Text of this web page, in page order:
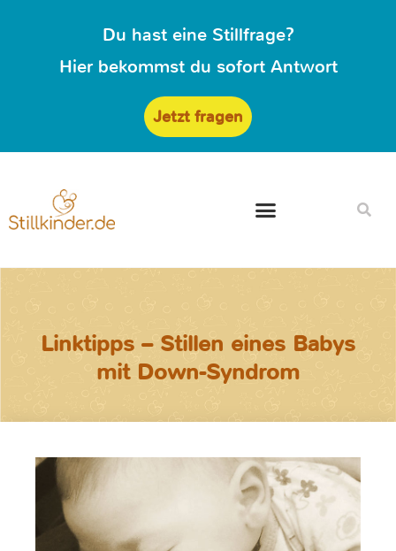
Du hast eine Stillfrage?
Hier bekommst du sofort Antwort
Jetzt fragen
Linktipps – Stillen eines Babys
mit Down-Syndrom